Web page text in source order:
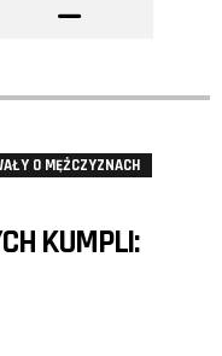
O MĘŻCZYZNACH
KUMPLI: